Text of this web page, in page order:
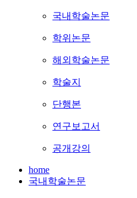
국내학술논문
학위논문
해외학술논문
학술지
단행본
연구보고서
공개강의
home
국내학술논문